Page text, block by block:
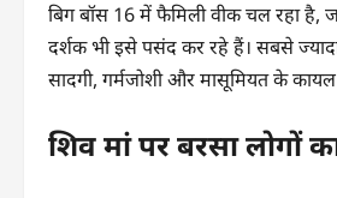
बिग बॉस 16 में फैमिली वीक चल रहा है,
दर्शक भी इसे पसंद कर रहे हैं। सबसे
सादगी, गर्मजोशी और मासूमियत के
शिव मां पर बरसा लोगों